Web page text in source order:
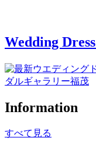
Wedding Dress
Information
すべて見る